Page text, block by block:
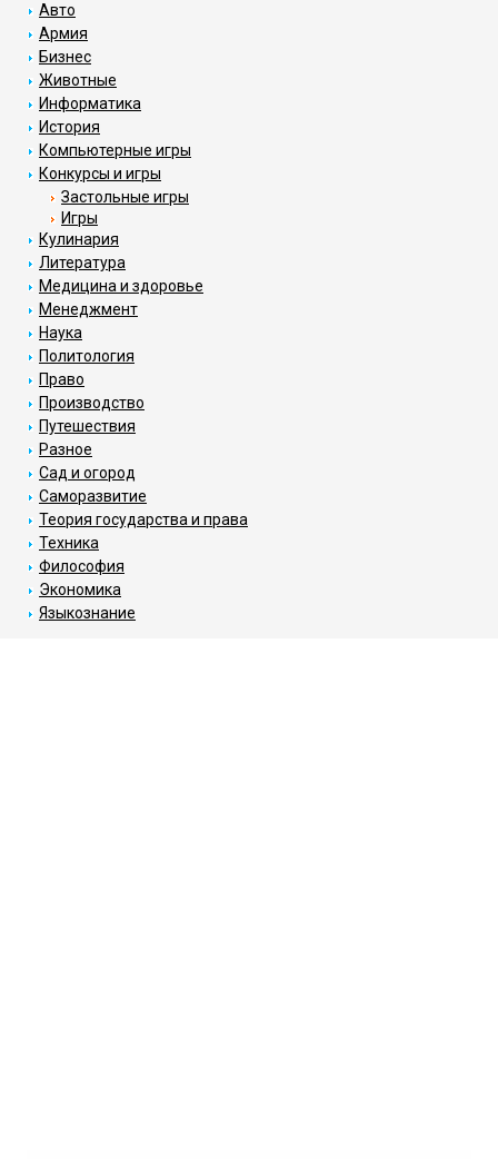
Авто
Армия
Бизнес
Животные
Информатика
История
Компьютерные игры
Конкурсы и игры
Застольные игры
Игры
Кулинария
Литература
Медицина и здоровье
Менеджмент
Наука
Политология
Право
Производство
Путешествия
Разное
Сад и огород
Саморазвитие
Теория государства и права
Техника
Философия
Экономика
Языкознание